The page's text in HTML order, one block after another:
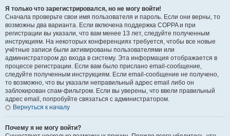
Я только что зарегистрировался, но не могу войти!
Сначала проверьте свои имя пользователя и пароль. Если они верны, то
возможны два варианта. Если включена поддержка COPPA и при
регистрации вы указали, что вам менее 13 лет, следуйте полученным
инструкциям. На некоторых конференциях требуется, чтобы все новые
учётные записи были активированы пользователями или
администратором до входа в систему. Эта информация отображается в
процессе регистрации. Если вам было прислано email-сообщение,
следуйте полученным инструкциям. Если email-сообщение не получено,
то возможно, что вы указали неправильный адрес email либо он
заблокирован спам-фильтром. Если вы уверены, что ввели правильный
адрес email, попробуйте связаться с администратором.
Вернуться к началу
Почему я не могу войти?